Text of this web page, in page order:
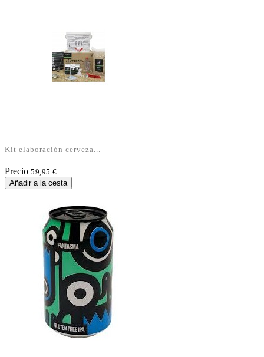
Kit elaboración cerveza...
Precio 59,95 €
Añadir a la cesta